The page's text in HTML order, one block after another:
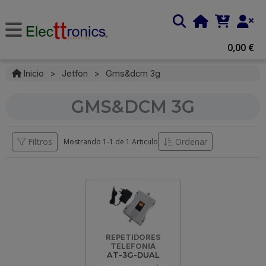
0,00 €
Inicio > Jetfon > Gms&dcm 3g
GMS&DCM 3G
Filtros Mostrando 1-1 de 1 Articulo Ordenar
REPETIDORES
TELEFONIA
AT-3G-DUAL